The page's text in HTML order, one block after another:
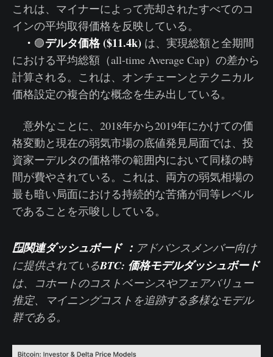
これは、マイナーによって売却されたすべてのコ
インの平均取得価格を反映している。
・ 🟣デルタ価格 ($11.4k) は、実現総額と全期間
における平均総額（all-time Average Cap）の差から
計算される。これは、オンチェーンとテクニカル
価格設定の複合的な概念を生み出している。
意外なことに、2018年から2019年にかけての価
格変動と現在の弱気市場の底値発見局面では、投
資家ーデルタの価格帯の範囲内において同様の時
間が費やされている。これは、両方の弱気相場の
最も暗い局面における持続的な苦痛が同等レベル
であることを示唆ししている。
🪟関連ダッシュボード ： アドバンスメンバー向け
に提供されているBTC: 価格モデルダッシュボード
は、コホートのコストベーシスやフェアバリュー
推定、マイニングコストを追跡する多様なモデル
群である。